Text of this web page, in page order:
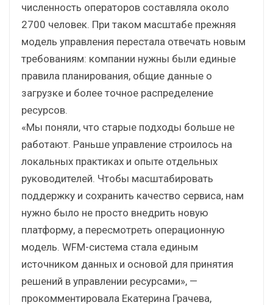
численность операторов составляла около
2700 человек. При таком масштабе прежняя
модель управления перестала отвечать новым
требованиям: компании нужны были единые
правила планирования, общие данные о
загрузке и более точное распределение
ресурсов.
«Мы поняли, что старые подходы больше не
работают. Раньше управление строилось на
локальных практиках и опыте отдельных
руководителей. Чтобы масштабировать
поддержку и сохранить качество сервиса, нам
нужно было не просто внедрить новую
платформу, а пересмотреть операционную
модель. WFM-система стала единым
источником данных и основой для принятия
решений в управлении ресурсами», —
прокомментировала Екатерина Грачева,